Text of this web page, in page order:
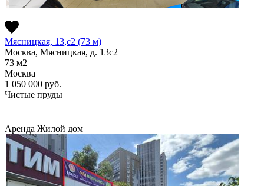
Мясницкая, 13,с2 (73 м)
Москва, Мясницкая, д. 13с2
73 м2
Москва
1 050 000 руб.
Чистые пруды
Аренда Жилой дом